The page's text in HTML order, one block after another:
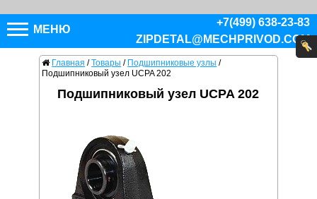
МЕНЮ
+7(499) 638-23-83
ZIPDETAL@MECHPRIVOD.COM
Главная / Товары / Подшипниковые узлы /
Подшипниковый узел UCPA 202
Подшипниковый узел UCPA 202